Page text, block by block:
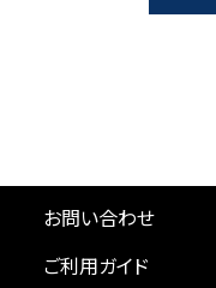
お問い合わせ
ご利用ガイド